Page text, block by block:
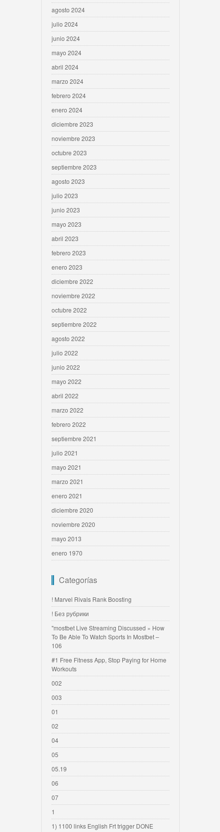
agosto 2024
julio 2024
junio 2024
mayo 2024
abril 2024
marzo 2024
febrero 2024
enero 2024
diciembre 2023
noviembre 2023
octubre 2023
septiembre 2023
agosto 2023
julio 2023
junio 2023
mayo 2023
abril 2023
febrero 2023
enero 2023
diciembre 2022
noviembre 2022
octubre 2022
septiembre 2022
agosto 2022
julio 2022
junio 2022
mayo 2022
abril 2022
marzo 2022
febrero 2022
septiembre 2021
julio 2021
mayo 2021
marzo 2021
enero 2021
diciembre 2020
noviembre 2020
mayo 2013
enero 1970
Categorías
! Marvel Rivals Rank Boosting
! Без рубрики
"mostbet Live Streaming Discussed » How
To Be Able To Watch Sports In Mostbet –
106
#1 Free Fitness App, Stop Paying for Home
Workouts
002
003
01
02
04
05
05.19
06
07
1
1) 1100 links English Frt trigger DONE